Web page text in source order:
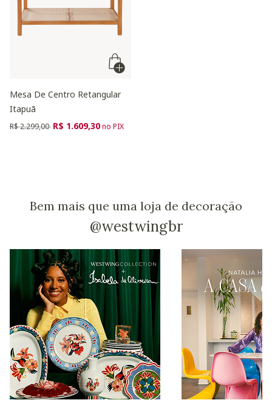
Mesa De Centro Retangular
Itapuã
Preço reduzido de
R$ 2.299,00 para
R$ 1.609,30no PIX
Bem mais que uma loja de decoração
@westwingbr